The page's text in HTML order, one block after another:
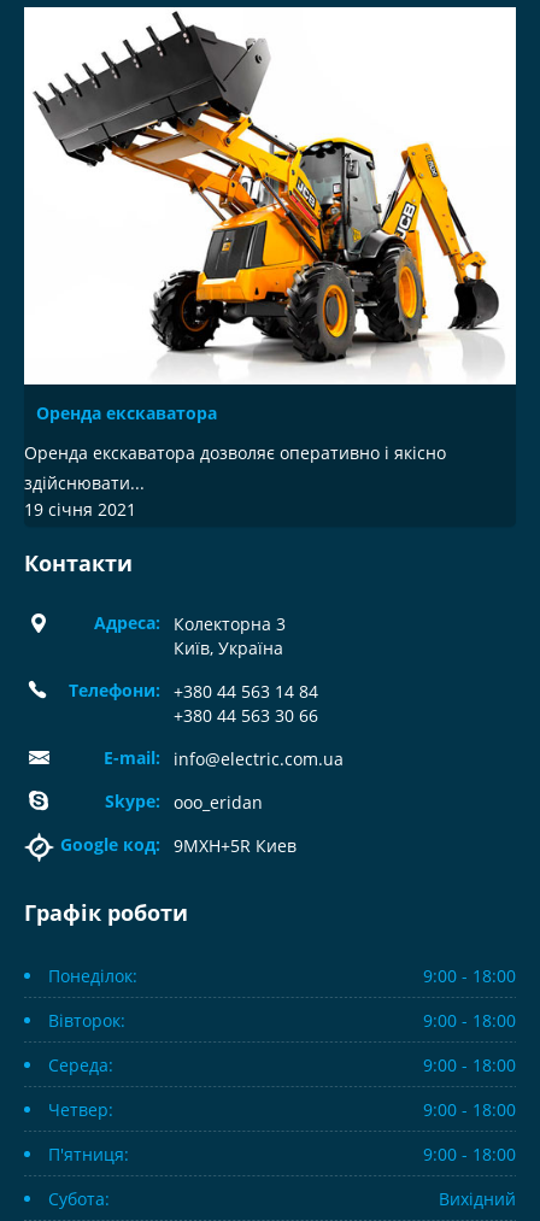
Оренда екскаватора
Оренда екскаватора дозволяє оперативно і якісно
здійснювати...
19 січня 2021
Контакти
Адреса:
Колекторна 3
Київ, Україна
Телефони:
+380 44 563 14 84
+380 44 563 30 66
E-mail:
info@electric.com.ua
Skype:
ooo_eridan
Google код:
9MXH+5R Киев
Графік роботи
Понеділок:
9:00 - 18:00
Вівторок:
9:00 - 18:00
Середа:
9:00 - 18:00
Четвер:
9:00 - 18:00
П'ятниця:
9:00 - 18:00
Субота:
Вихідний